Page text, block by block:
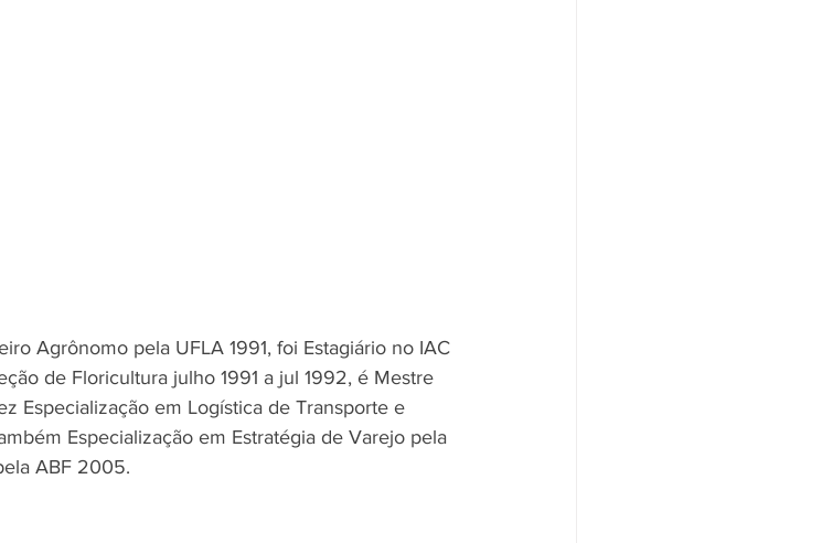
Agrônomo pela UFLA 1991, foi Estagiário no IAC
de Floricultura julho 1991 a jul 1992, é Mestre
Especialização em Logística de Transporte e
Especialização em Estratégia de Varejo pela
ABF 2005.